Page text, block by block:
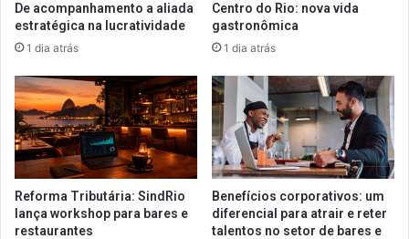
De acompanhamento a aliada
estratégica na lucratividade
1 dia atrás
Centro do Rio: nova vida
gastronômica
1 dia atrás
Reforma Tributária: SindRio
lança workshop para bares e
restaurantes
Benefícios corporativos: um
diferencial para atrair e reter
talentos no setor de bares e